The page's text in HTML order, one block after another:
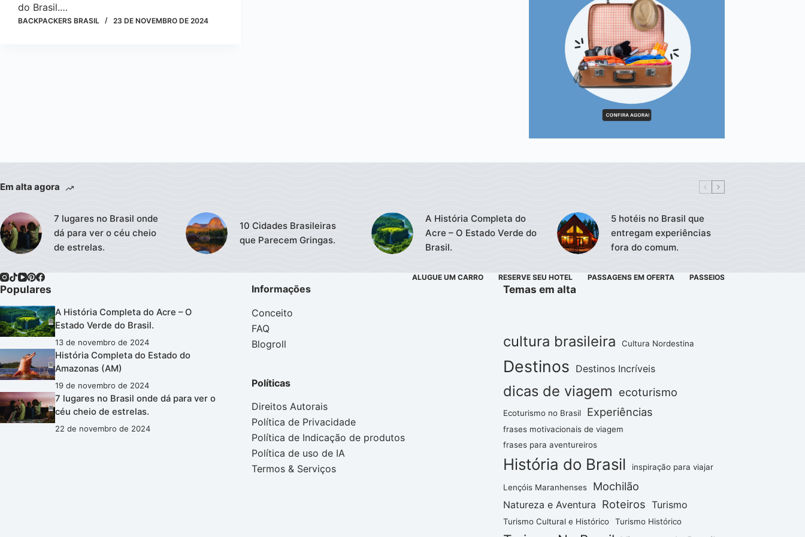
do Brasil.…
BACKPACKERS BRASIL 23 DE NOVEMBRO DE 2024
Em alta agora
7 lugares no Brasil onde
dá para ver o céu cheio
de estrelas.
10 Cidades Brasileiras
que Parecem Gringas.
A História Completa do
Acre – O Estado Verde do
Brasil.
5 hotéis no Brasil que
entregam experiências
fora do comum.
ALUGUE UM CARRO RESERVE SEU HOTEL PASSAGENS EM OFERTA PASSEIOS
Populares
A História Completa do Acre – O
Estado Verde do Brasil.
13 de novembro de 2024
História Completa do Estado do
Amazonas (AM)
19 de novembro de 2024
7 lugares no Brasil onde dá para ver o
céu cheio de estrelas.
22 de novembro de 2024
Informações
Conceito
FAQ
Blogroll
Políticas
Direitos Autorais
Política de Privacidade
Política de Indicação de produtos
Política de uso de IA
Termos & Serviços
Temas em alta
cultura brasileira Cultura Nordestina
Destinos Destinos Incríveis
dicas de viagem ecoturismo
Ecoturismo no Brasil Experiências
frases motivacionais de viagem
frases para aventureiros
História do Brasil inspiração para viajar
Lençóis Maranhenses Mochilão
Natureza e Aventura Roteiros Turismo
Turismo Cultural e Histórico Turismo Histórico